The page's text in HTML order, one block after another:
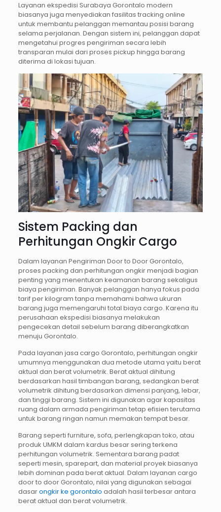
Layanan ekspedisi Surabaya Gorontalo modern
biasanya juga menyediakan fasilitas tracking online
untuk membantu pelanggan memantau posisi barang
selama perjalanan. Dengan sistem ini, pelanggan dapat
mengetahui progres pengiriman secara lebih
transparan mulai dari proses pickup hingga barang
diterima di lokasi tujuan.
Sistem Packing dan
Perhitungan Ongkir Cargo
Dalam layanan Pengiriman Door to Door Gorontalo,
proses packing dan perhitungan ongkir menjadi bagian
penting yang menentukan keamanan barang sekaligus
biaya pengiriman. Banyak pelanggan hanya fokus pada
tarif per kilogram tanpa memahami bahwa ukuran
barang juga memengaruhi total biaya cargo. Karena itu
perusahaan ekspedisi biasanya melakukan
pengecekan detail sebelum barang diberangkatkan
menuju Gorontalo.
Pada layanan jasa cargo Gorontalo, perhitungan ongkir
umumnya menggunakan dua metode utama yaitu berat
aktual dan berat volumetrik. Berat aktual dihitung
berdasarkan hasil timbangan barang, sedangkan berat
volumetrik dihitung berdasarkan dimensi panjang, lebar,
dan tinggi barang. Sistem ini digunakan agar kapasitas
ruang dalam armada pengiriman tetap efisien terutama
untuk barang ringan namun memakan tempat besar.
Barang seperti furniture, sofa, perlengkapan toko, atau
produk UMKM dalam kardus besar sering terkena
perhitungan volumetrik. Sementara barang padat
seperti mesin, sparepart, dan material proyek biasanya
lebih dominan pada berat aktual. Dalam layanan cargo
door to door Gorontalo, nilai yang digunakan sebagai
dasarongkir ke gorontalo adalah hasil terbesar antara
berat aktual dan berat volumetrik.